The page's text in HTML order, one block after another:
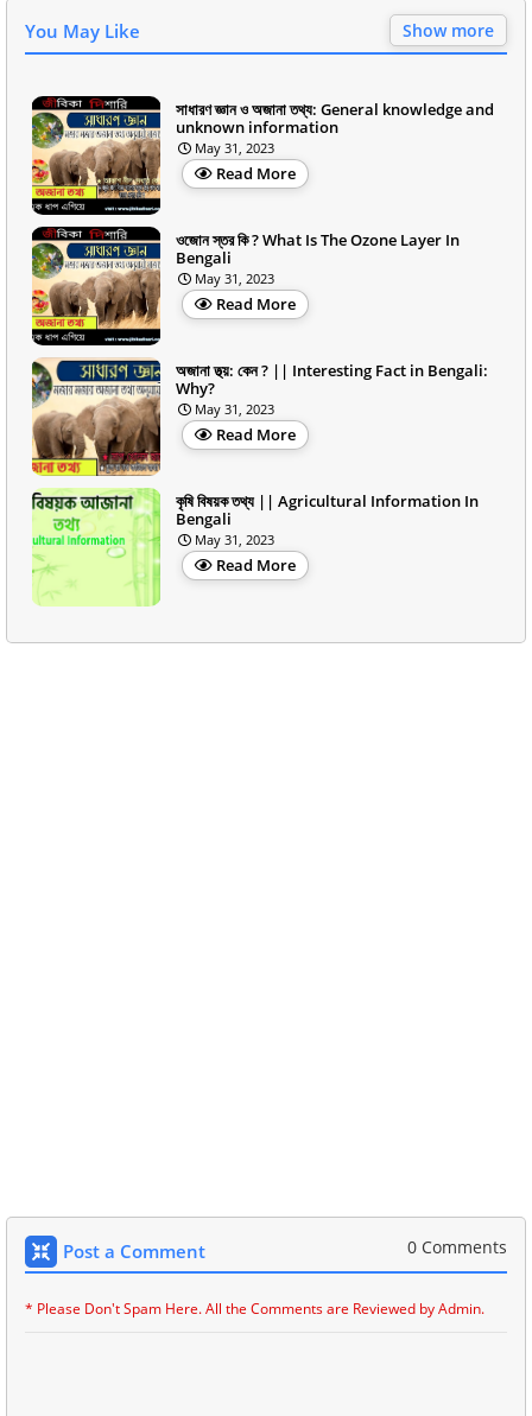
You May Like Show more
সাধারণ জ্ঞান ও অজানা তথ্য: General knowledge and
unknown information
May 31, 2023
Read More
ওজোন স্তর কি ? What Is The Ozone Layer In
Bengali
May 31, 2023
Read More
অজানা তথ্য়: কেন ? || Interesting Fact in Bengali:
Why?
May 31, 2023
Read More
কৃষি বিষয়ক তথ্য || Agricultural Information In
Bengali
May 31, 2023
Read More
Post a Comment 0 Comments
* Please Don't Spam Here. All the Comments are Reviewed by Admin.